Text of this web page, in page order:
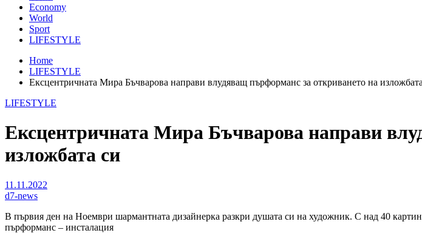
Economy
World
Sport
LIFESTYLE
Home
LIFESTYLE
Ексцентричната Мира Бъчварова направи влудяващ пърформанс за откриването на
LIFESTYLE
Ексцентричната Мира Бъчварова направи
изложбата си
11.11.2022
d7-news
В първия ден на Ноември шармантната дизайнерка разкри душата си на художник. С над 40
пърформанс – инсталация